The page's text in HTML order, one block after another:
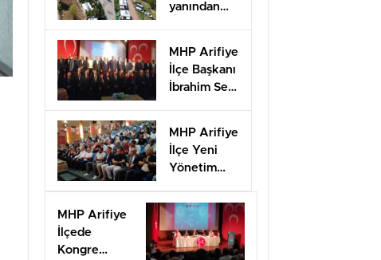
yanından
dev fuar
için geri
sayım
MHP Arifiye
İlçe Başkanı
İbrahim Sert
MHP Arifiye
İlçe Yeni
Yönetim
listesi belli
oldu
MHP Arifiye
İlçede
Kongre